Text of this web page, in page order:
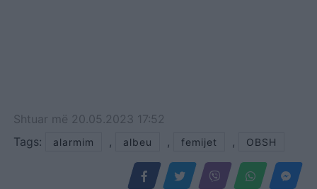
Shtuar më 20.05.2023 17:52
Tags:
alarmim , albeu , femijet , OBSH